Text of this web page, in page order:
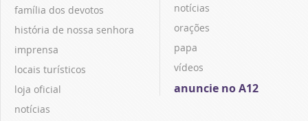
família dos devotos
história de nossa senhora
imprensa
locais turísticos
loja oficial
notícias
notícias
orações
papa
vídeos
anuncie no A12